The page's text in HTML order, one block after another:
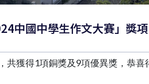
中國中學生作文大賽」獎項
共獲得1項銅獎及9項優異獎，恭喜